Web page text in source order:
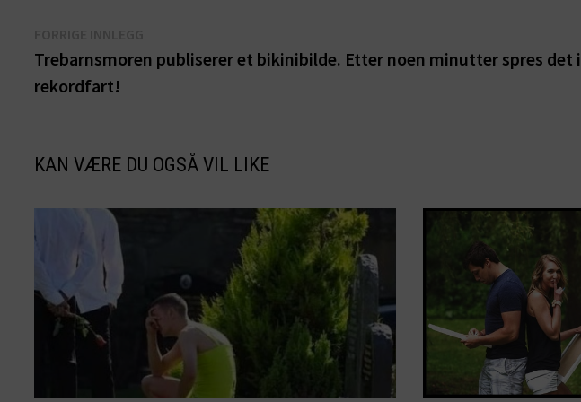
innlegg:
Trebarnsmoren publiserer et bikinibilde. Etter noen minutter spres det i
rekordfart!
KAN VÆRE DU OGSÅ VIL LIKE